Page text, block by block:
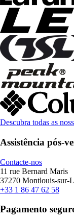
Descubra todas as
Assistência pós-
Contacte-nos
11 rue Bernard Maris
37270 Montlouis-sur-
+33 1 86 47 62 58
Pagamento